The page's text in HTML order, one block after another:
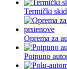
Termički
Oprema za
Potpuno